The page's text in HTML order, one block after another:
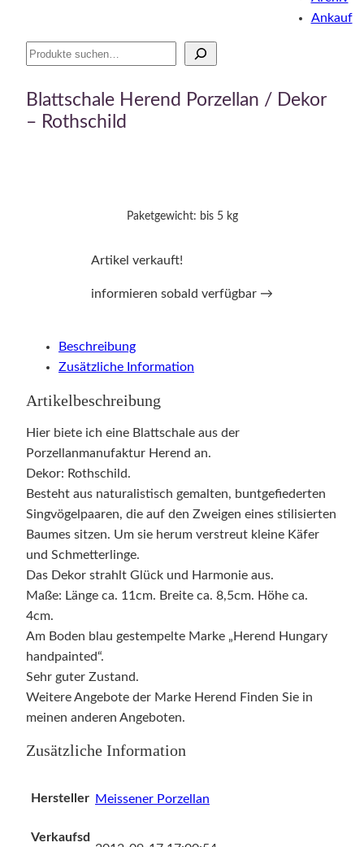
Suche
Ankauf
Blattschale Herend Porzellan / Dekor
– Rothschild
Paketgewicht: bis 5 kg
Artikel verkauft!
informieren sobald verfügbar →
Beschreibung
Zusätzliche Information
Artikelbeschreibung
Hier biete ich eine Blattschale aus der
Porzellanmanufaktur Herend an.
Dekor: Rothschild.
Besteht aus naturalistisch gemalten, buntgefiederten
Singvögelpaaren, die auf den Zweigen eines stilisierten
Baumes sitzen. Um sie herum verstreut kleine Käfer
und Schmetterlinge.
Das Dekor strahlt Glück und Harmonie aus.
Maße: Länge ca. 11cm. Breite ca. 8,5cm. Höhe ca.
4cm.
Am Boden blau gestempelte Marke „Herend Hungary
handpainted“.
Sehr guter Zustand.
Weitere Angebote der Marke Herend Finden Sie in
meinen anderen Angeboten.
Zusätzliche Information
Hersteller Meissener Porzellan
Verkaufsd